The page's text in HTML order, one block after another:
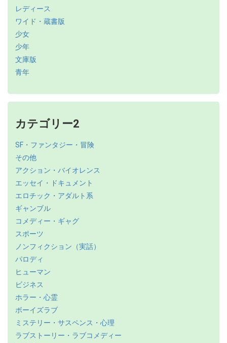
レディース
ワイド・蔵書版
少女
少年
文庫版
青年
カテゴリー2
SF・ファンタジー・冒険
その他
アクション・バイオレンス
エッセイ・ドキュメント
エロチック・アダルト系
ギャンブル
コメディー・ギャグ
スポーツ
ノンフィクション（実話）
パロディ
ヒューマン
ビジネス
ホラー・心霊
ボーイズラブ
ミステリー・サスペンス・心理
ラブストーリー・ラブコメディー